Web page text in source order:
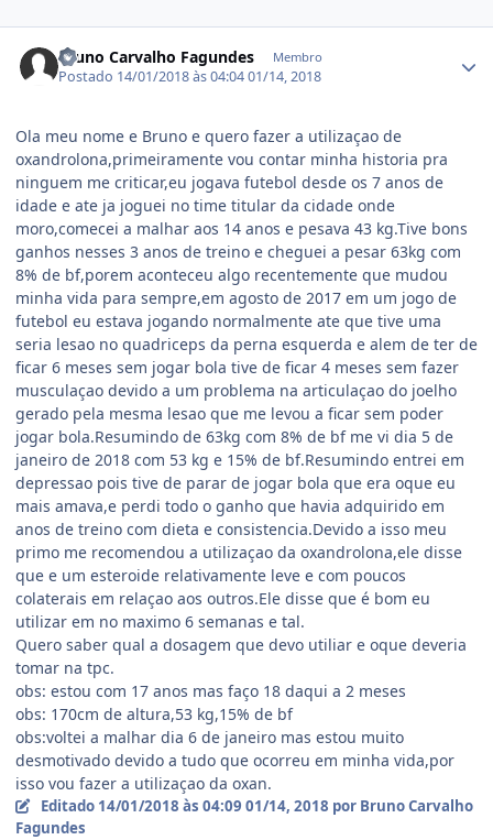
Bruno Carvalho Fagundes Membro
Postado 14/01/2018 às 04:0401/14, 2018
Ola meu nome e Bruno e quero fazer a utilizaçao de
oxandrolona,primeiramente vou contar minha historia pra
ninguem me criticar,eu jogava futebol desde os 7 anos de
idade e ate ja joguei no time titular da cidade onde
moro,comecei a malhar aos 14 anos e pesava 43 kg.Tive bons
ganhos nesses 3 anos de treino e cheguei a pesar 63kg com
8% de bf,porem aconteceu algo recentemente que mudou
minha vida para sempre,em agosto de 2017 em um jogo de
futebol eu estava jogando normalmente ate que tive uma
seria lesao no quadriceps da perna esquerda e alem de ter de
ficar 6 meses sem jogar bola tive de ficar 4 meses sem fazer
musculaçao devido a um problema na articulaçao do joelho
gerado pela mesma lesao que me levou a ficar sem poder
jogar bola.Resumindo de 63kg com 8% de bf me vi dia 5 de
janeiro de 2018 com 53 kg e 15% de bf.Resumindo entrei em
depressao pois tive de parar de jogar bola que era oque eu
mais amava,e perdi todo o ganho que havia adquirido em
anos de treino com dieta e consistencia.Devido a isso meu
primo me recomendou a utilizaçao da oxandrolona,ele disse
que e um esteroide relativamente leve e com poucos
colaterais em relaçao aos outros.Ele disse que é bom eu
utilizar em no maximo 6 semanas e tal.
Quero saber qual a dosagem que devo utiliar e oque deveria
tomar na tpc.
obs: estou com 17 anos mas faço 18 daqui a 2 meses
obs: 170cm de altura,53 kg,15% de bf
obs:voltei a malhar dia 6 de janeiro mas estou muito
desmotivado devido a tudo que ocorreu em minha vida,por
isso vou fazer a utilizaçao da oxan.
Editado 14/01/2018 às 04:09 01/14, 2018 por Bruno Carvalho
Fagundes